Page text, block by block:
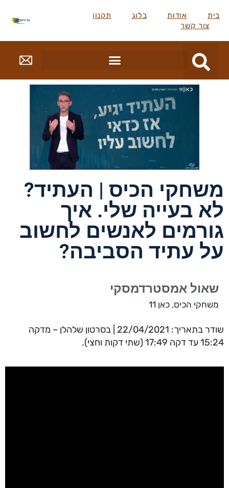
בית אודות בלוג
תקנון
צור קשר
משחקי הכיס | העתיד?
לא בעייה שלי. איך
גורמים לאנשים לחשוב
על עתיד הסביבה?
שאול אמסטרדמסקי
משחקי הכיס, כאן 11
שודר בתאריך: 22/04/2021 | בסרטון שלהלן – מדקה
15:24 עד דקה 17:49 (שתי דקות וחצי).